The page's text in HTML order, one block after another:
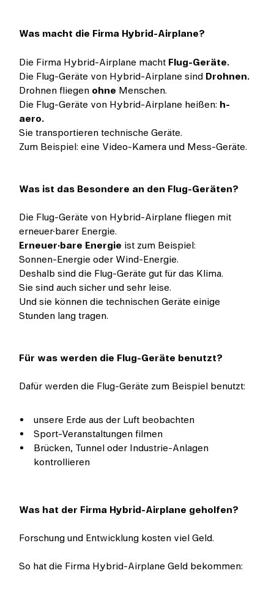
Was macht die Firma Hybrid-Airplane?
Die Firma Hybrid-Airplane macht Flug-Geräte.
Die Flug-Geräte von Hybrid-Airplane sind Drohnen.
Drohnen fliegen ohne Menschen.
Die Flug-Geräte von Hybrid-Airplane heißen: h-
aero.
Sie transportieren technische Geräte.
Zum Beispiel: eine Video-Kamera und Mess-Geräte.
Was ist das Besondere an den Flug-Geräten?
Die Flug-Geräte von Hybrid-Airplane fliegen mit
erneuer·barer Energie.
Erneuer·bare Energie ist zum Beispiel:
Sonnen-Energie oder Wind-Energie.
Deshalb sind die Flug-Geräte gut für das Klima.
Sie sind auch sicher und sehr leise.
Und sie können die technischen Geräte einige
Stunden lang tragen.
Für was werden die Flug-Geräte benutzt?
Dafür werden die Flug-Geräte zum Beispiel benutzt:
unsere Erde aus der Luft beobachten
Sport-Veranstaltungen filmen
Brücken, Tunnel oder Industrie-Anlagen
kontrollieren
Was hat der Firma Hybrid-Airplane geholfen?
Forschung und Entwicklung kosten viel Geld.
So hat die Firma Hybrid-Airplane Geld bekommen: